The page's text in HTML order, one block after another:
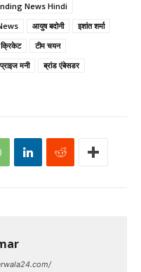
News Hindi
आयुष बदोनी
इशांत शर्मा
क्रिकेट
टीम चयन
प्राइज मनी
ब्रांड एंबेसडर